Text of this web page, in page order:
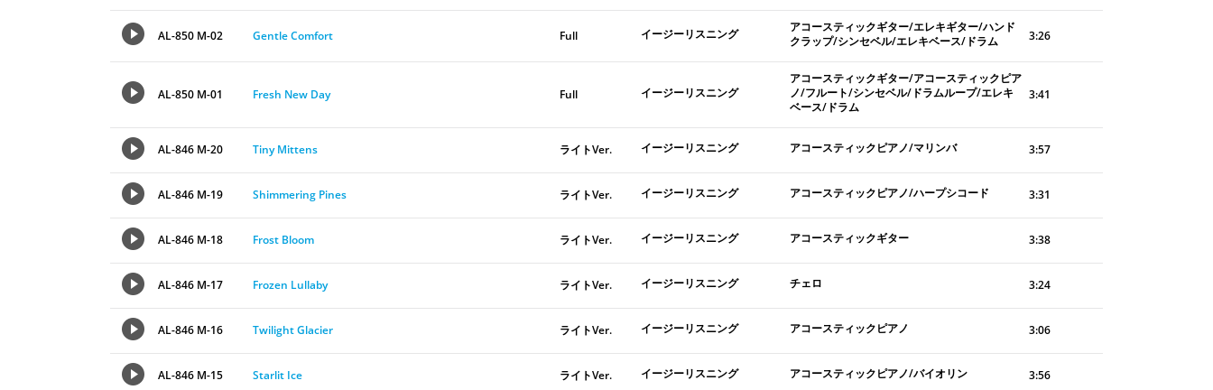
AL-850 M-02 Gentle Comfort Full イージーリスニング
アコースティックギター/エレキギター/ハンド
クラップ/シンセベル/エレキベース/ドラム
3:26
AL-850 M-01 Fresh New Day Full イージーリスニング
アコースティックギター/アコースティックピア
ノ/フルート/シンセベル/ドラムループ/エレキ
ベース/ドラム
3:41
AL-846 M-20 Tiny Mittens ライトVer. イージーリスニング アコースティックピアノ/マリンバ 3:57
AL-846 M-19 Shimmering Pines ライトVer. イージーリスニング アコースティックピアノ/ハープシコード 3:31
AL-846 M-18 Frost Bloom ライトVer. イージーリスニング アコースティックギター 3:38
AL-846 M-17 Frozen Lullaby ライトVer. イージーリスニング チェロ 3:24
AL-846 M-16 Twilight Glacier ライトVer. イージーリスニング アコースティックピアノ 3:06
AL-846 M-15 Starlit Ice ライトVer. イージーリスニング アコースティックピアノ/バイオリン 3:56